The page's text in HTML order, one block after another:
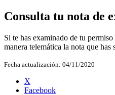
Consulta tu nota de
Si te has examinado de tu
manera telemática la nota que has
Fecha actualización: 04/11/2020
X
Facebook